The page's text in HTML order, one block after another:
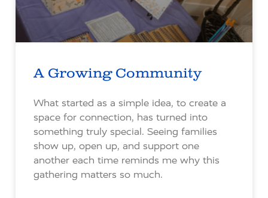
A Growing Community
What started as a simple idea, to create a
space for connection, has turned into
something truly special. Seeing families
show up, open up, and support one
another each time reminds me why this
gathering matters so much.